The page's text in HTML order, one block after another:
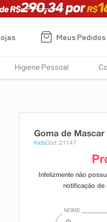
Meus Pedidos
Higiene Pessoal
Goma de
KidsCód: 21147